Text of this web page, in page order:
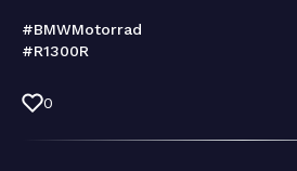
#BMWMotorrad
#R1300R
0